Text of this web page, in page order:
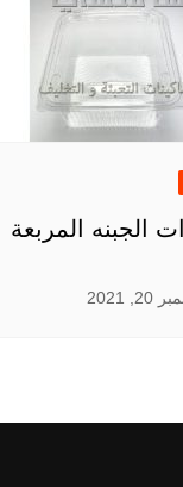
الجبنه المربعة
2021